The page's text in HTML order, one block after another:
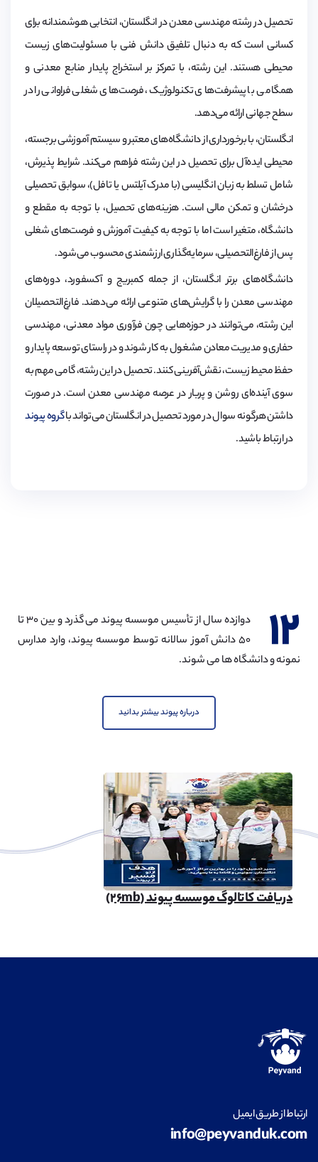
تحصیل در رشته مهندسی معدن در انگلستان، انتخابی هوشمندانه برای
کسانی است که به دنبال تلفیق دانش فنی با مسئولیت‌های زیست‌
محیطی هستند. این رشته، با تمرکز بر استخراج پایدار منابع معدنی و
همگامی با پیشرفت‌های تکنولوژیک، فرصت‌های شغلی فراوانی را در
سطح جهانی ارائه می‌دهد.
انگلستان، با برخورداری از دانشگاه‌های معتبر و سیستم آموزشی برجسته،
محیطی ایده‌آل برای تحصیل در این رشته فراهم می‌کند. شرایط پذیرش،
شامل تسلط به زبان انگلیسی (با مدرک آیلتس یا تافل)، سوابق تحصیلی
درخشان و تمکن مالی است. هزینه‌های تحصیل، با توجه به مقطع و
دانشگاه، متغیر است اما با توجه به کیفیت آموزش و فرصت‌های شغلی
پس از فارغ‌التحصیلی، سرمایه‌گذاری ارزشمندی محسوب می‌شود.
دانشگاه‌های برتر انگلستان، از جمله کمبریج و آکسفورد، دوره‌های
مهندسی معدن را با گرایش‌های متنوعی ارائه می‌دهند. فارغ‌التحصیلان
این رشته، می‌توانند در حوزه‌هایی چون فرآوری مواد معدنی، مهندسی
حفاری و مدیریت معادن مشغول به کار شوند و در راستای توسعه پایدار و
حفظ محیط زیست، نقش‌آفرینی کنند. تحصیل در این رشته، گامی مهم به
سوی آینده‌ای روشن و پربار در عرصه مهندسی معدن است. در صورت
داشتن هرگونه سوال در مورد تحصیل در انگلستان می‌تواند باگروه پیوند
در ارتباط باشید.
۱۲
دوازده سال از تأسیس موسسه پیوند می گذرد و بین ۳۰ تا
۵۰ دانش آموز سالانه توسط موسسه پیوند، وارد مدارس
نمونه و دانشگاه ها می شوند.
درباره پیوند بیشتر بدانید
دریافت کاتالوگ موسسه پیوند (۲۶mb)
ارتباط از طریق ایمیل
info@peyvanduk.com